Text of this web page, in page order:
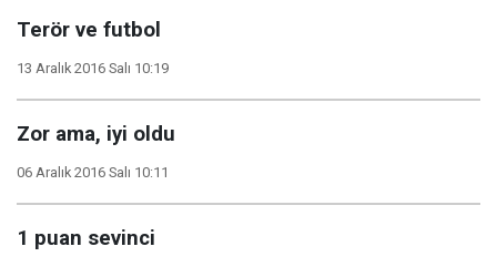
Terör ve futbol
13 Aralık 2016 Salı 10:19
Zor ama, iyi oldu
06 Aralık 2016 Salı 10:11
1 puan sevinci